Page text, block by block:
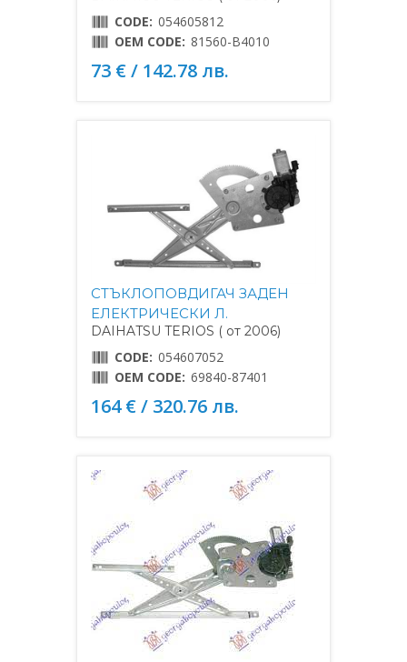
CODE: 054605812
OEM CODE: 81560-B4010
73 € / 142.78 лв.
СТЪКЛОПОВДИГАЧ ЗАДЕН
ЕЛЕКТРИЧЕСКИ Л.
DAIHATSU TERIOS ( от 2006)
CODE: 054607052
OEM CODE: 69840-87401
164 € / 320.76 лв.